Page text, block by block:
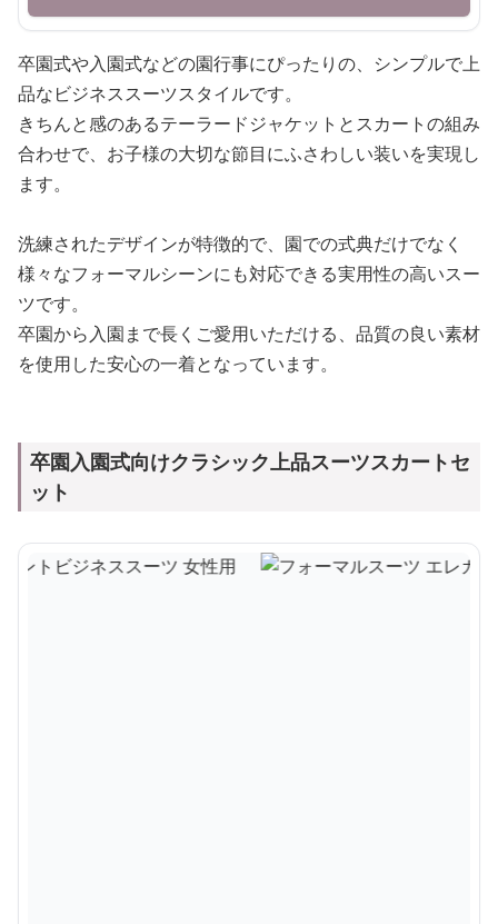
卒園式や入園式などの園行事にぴったりの、シンプルで上
品なビジネススーツスタイルです。
きちんと感のあるテーラードジャケットとスカートの組み
合わせで、お子様の大切な節目にふさわしい装いを実現し
ます。
洗練されたデザインが特徴的で、園での式典だけでなく
様々なフォーマルシーンにも対応できる実用性の高いスー
ツです。
卒園から入園まで長くご愛用いただける、品質の良い素材
を使用した安心の一着となっています。
卒園入園式向けクラシック上品スーツスカートセ
ット